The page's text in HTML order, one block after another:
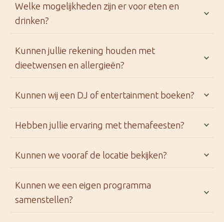
Welke mogelijkheden zijn er voor eten en
drinken?
Kunnen jullie rekening houden met
dieetwensen en allergieën?
Kunnen wij een DJ of entertainment boeken?
Hebben jullie ervaring met themafeesten?
Kunnen we vooraf de locatie bekijken?
Kunnen we een eigen programma
samenstellen?